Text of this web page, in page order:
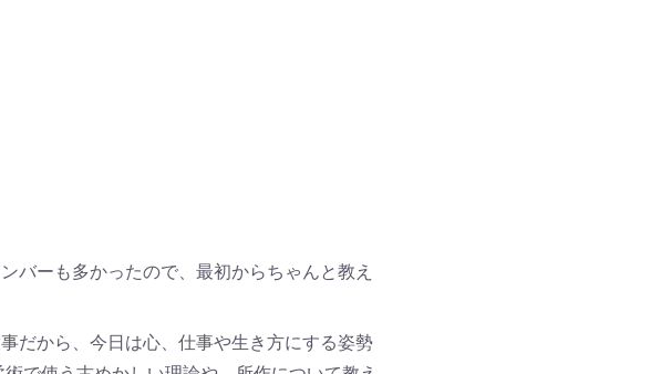
バーも多かったので、最初からちゃんと教え
だから、今日は心、仕事や生き方にする姿勢